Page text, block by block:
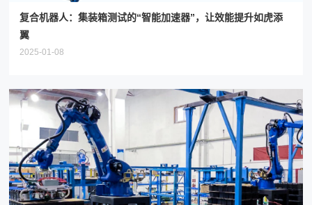
复合机器人：集装箱测试的“智能加速器”，让效能提升如虎添
翼
2025-01-08